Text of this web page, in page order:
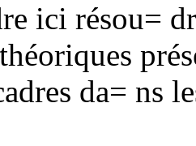
ici résou=
da= ns